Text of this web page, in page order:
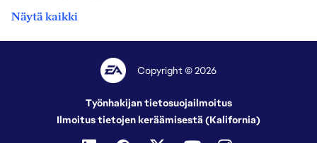
Näytä kaikki
Copyright © 2026
Työnhakijan tietosuojailmoitus
Ilmoitus tietojen keräämisestä (Kalifornia)